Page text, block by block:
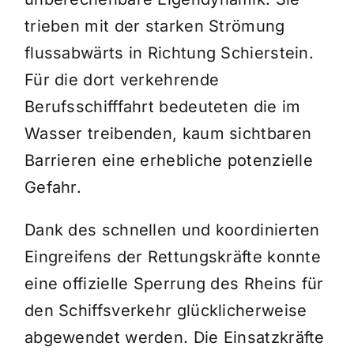
trieben mit der starken Strömung
flussabwärts in Richtung Schierstein.
Für die dort verkehrende
Berufsschifffahrt bedeuteten die im
Wasser treibenden, kaum sichtbaren
Barrieren eine erhebliche potenzielle
Gefahr.
Dank des schnellen und koordinierten
Eingreifens der Rettungskräfte konnte
eine offizielle Sperrung des Rheins für
den Schiffsverkehr glücklicherweise
abgewendet werden. Die Einsatzkräfte